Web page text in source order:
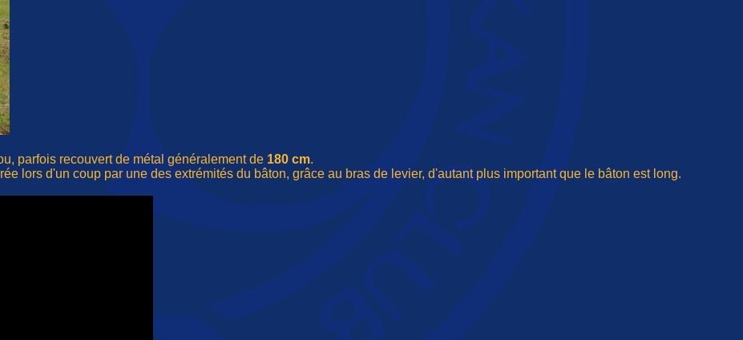
parfois recouvert de métal généralement de 180 cm.
lors d'un coup par une des extrémités du bâton, grâce au bras de levier, d'autant plus important que le bâton est long.